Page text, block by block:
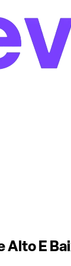
Alto E